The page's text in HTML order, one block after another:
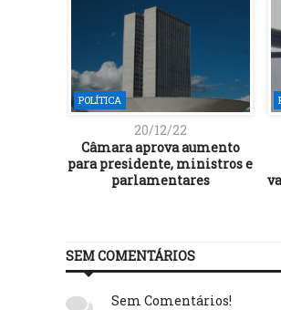
POLÍTICA
20/12/22
Câmara aprova aumento
para presidente, ministros e
parlamentares
SEM COMENTÁRIOS
Sem Comentários!